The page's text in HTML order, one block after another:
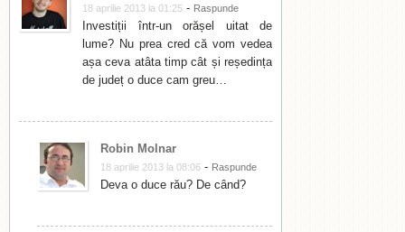
18 aprilie 2013 la 01:25 - Raspunde
Investiții într-un orășel uitat de
lume? Nu prea cred că vom vedea
așa ceva atâta timp cât și reședința
de județ o duce cam greu…
Robin Molnar
18 aprilie 2013 la 08:06 - Raspunde
Deva o duce rău? De când?